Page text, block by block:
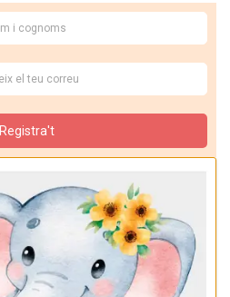
Registra't